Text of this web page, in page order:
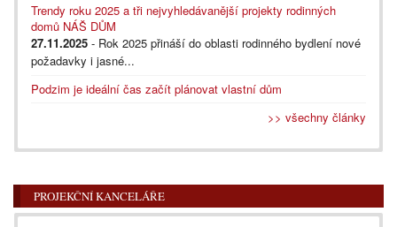
Trendy roku 2025 a tři nejvyhledávanější projekty rodinných
domů NÁŠ DŮM
27.11.2025 - Rok 2025 přináší do oblasti rodinného bydlení nové
požadavky i jasné...
Podzim je ideální čas začít plánovat vlastní dům
>> všechny články
PROJEKČNÍ KANCELÁŘE